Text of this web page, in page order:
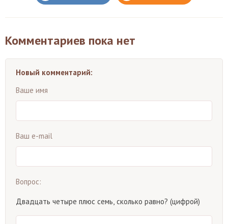
Комментариев пока нет
Новый комментарий:
Ваше имя
Ваш e-mail
Вопрос:
Двадцать четыре плюс семь, сколько равно? (цифрой)